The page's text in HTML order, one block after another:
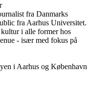
fra Danmarks
fra Aarhus Universitet.
i alle former hos
- især med fokus på
i Aarhus og København